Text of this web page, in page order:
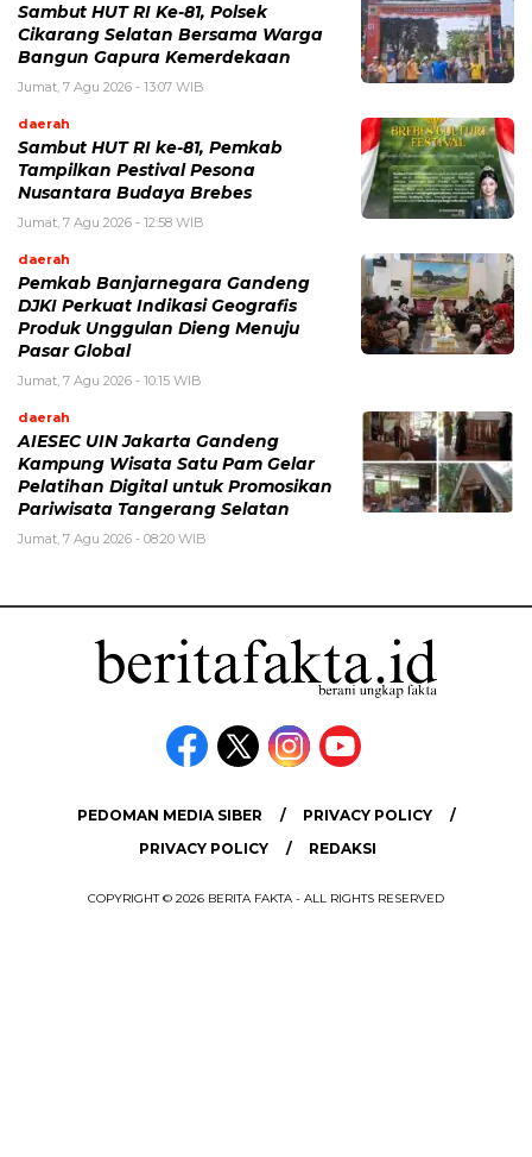
Sambut HUT RI Ke-81, Polsek
Cikarang Selatan Bersama Warga
Bangun Gapura Kemerdekaan
Jumat, 7 Agu 2026 - 13:07 WIB
daerah
Sambut HUT RI ke-81, Pemkab
Tampilkan Pestival Pesona
Nusantara Budaya Brebes
Jumat, 7 Agu 2026 - 12:58 WIB
daerah
Pemkab Banjarnegara Gandeng
DJKI Perkuat Indikasi Geografis
Produk Unggulan Dieng Menuju
Pasar Global
Jumat, 7 Agu 2026 - 10:15 WIB
daerah
AIESEC UIN Jakarta Gandeng
Kampung Wisata Satu Pam Gelar
Pelatihan Digital untuk Promosikan
Pariwisata Tangerang Selatan
Jumat, 7 Agu 2026 - 08:20 WIB
PEDOMAN MEDIA SIBER
PRIVACY POLICY
PRIVACY POLICY
REDAKSI
COPYRIGHT © 2026 BERITA FAKTA - ALL RIGHTS RESERVED